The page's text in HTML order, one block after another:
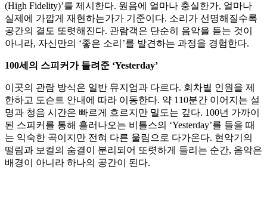
(High Fidelity)’를 제시한다. 원음에 얼마나 충실한가, 얼마나
실제에 가깝게 재현하는가가 기준이다. 소리가 선명해질수록
공간의 결도 또렷해진다. 관람객은 단순히 음악을 듣는 것이
아니라, 자신만의 ‘좋은 소리’를 발견하는 과정을 경험한다.
100세의 스피커가 들려준 ‘Yesterday’
이곳의 관람 방식은 일반 뮤지엄과 다르다. 회차별 인원을 제
한하고 도슨트 안내에 따라 이동한다. 약 110분간 이어지는 설
명과 청음 시간은 빠르게 흐르지만 밀도는 깊다. 100년 가까이
된 스피커를 통해 흘러나오는 비틀스의 ‘Yesterday’를 들을 때
는 익숙한 곡이지만 전혀 다른 울림으로 다가온다. 현악기의
떨림과 보컬의 숨결이 분리되어 또렷하게 들리는 순간, 음악은
배경이 아니라 하나의 공간이 된다.